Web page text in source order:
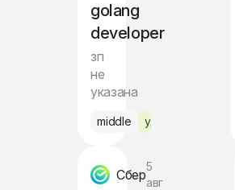
golang
developer
зп
не
указана
middle удалённо
Сбер
5
авг